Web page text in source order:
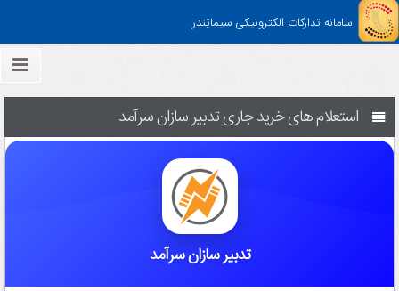
سامانه تدارکات الکترونیکی سیماتِندر
استعلام های خرید جاری تدبیر سازان سرآمد
تدبیر سازان سرآمد